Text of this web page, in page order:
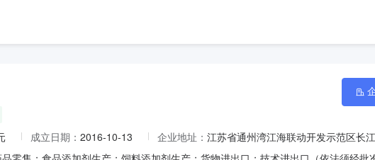
成立日期： 2016-10-13 企业地址： 江苏省通州湾江海联动开发示范区长